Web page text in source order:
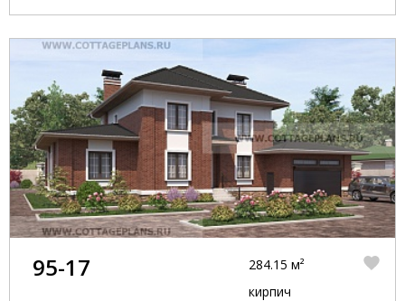
95-17
284.15 м²
кирпич